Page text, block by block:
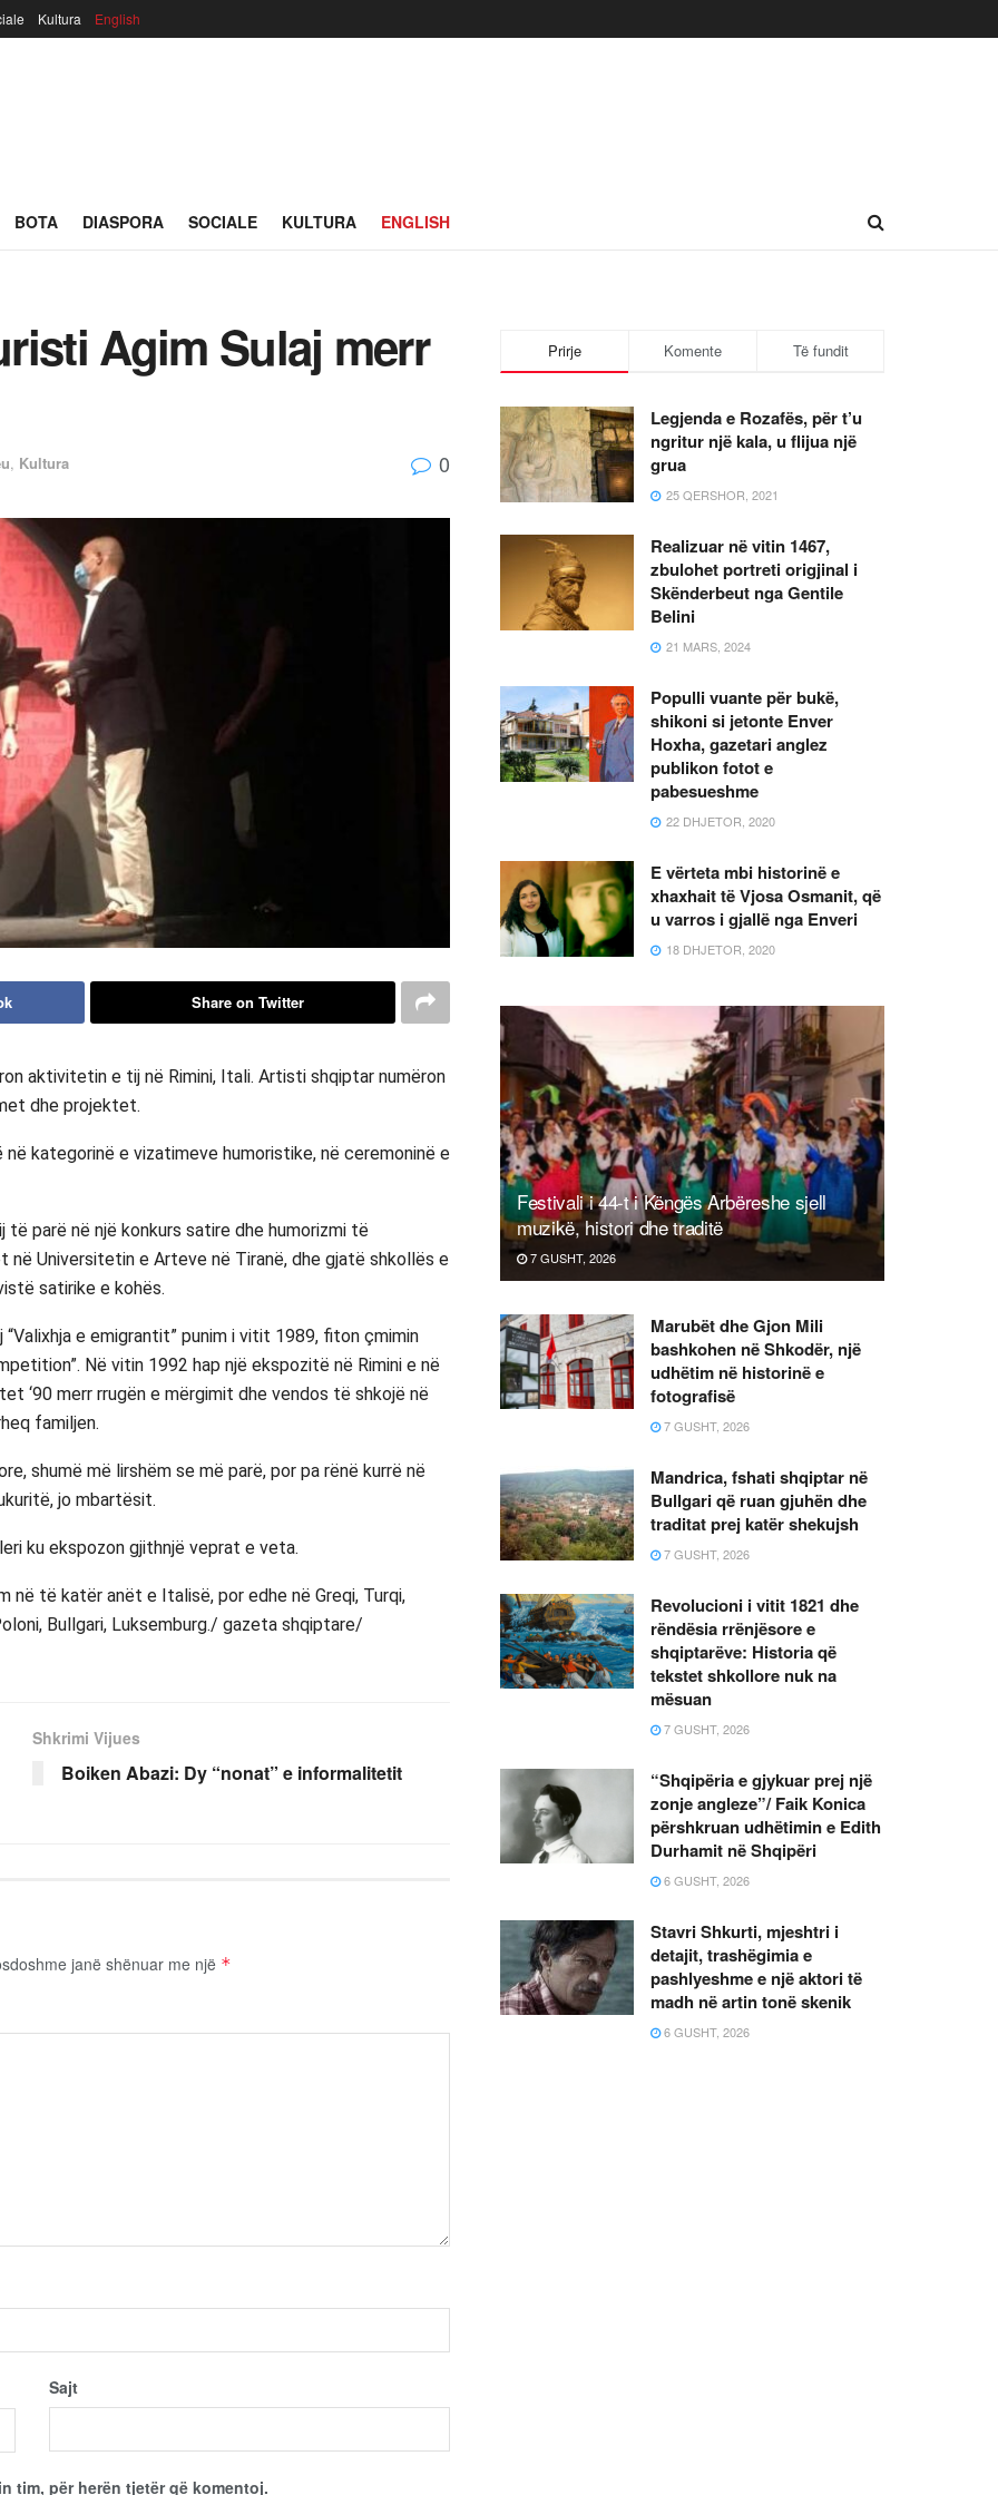
Kultura English
BOTA DIASPORA SOCIALE KULTURA ENGLISH
Agim Sulaj merr
, Kultura 0
Share on Twitter
aktivitetin e tij në Rimini, Itali. Artisti shqiptar numëron
dhe projektet.
kategorinë e vizatimeve humoristike, në ceremoninë e
parë në një konkurs satire dhe humorizmi të
në Universitetin e Arteve në Tiranë, dhe gjatë shkollës e
satirike e kohës.
e emigrantit” punim i vitit 1989, fiton çmimin
Në vitin 1992 hap një ekspozitë në Rimini e në
‘90 merr rrugën e mërgimit dhe vendos të shkojë në
familjen.
shumë më lirshëm se më parë, por pa rënë kurrë në
jo mbartësit.
ku ekspozon gjithnjë veprat e veta.
të katër anët e Italisë, por edhe në Greqi, Turqi,
Bullgari, Luksemburg./ gazeta shqiptare/
Shkrimi Vijues
Boiken Abazi: Dy “nonat” e informalitetit
janë shënuar me një *
Sajt
tim, për herën tjetër që komentoj.
Prirje Komente Të fundit
Legjenda e Rozafës, për t’u
ngritur një kala, u flijua një
grua
25 QERSHOR, 2021
Realizuar në vitin 1467,
zbulohet portreti origjinal i
Skënderbeut nga Gentile
Belini
21 MARS, 2024
Populli vuante për bukë,
shikoni si jetonte Enver
Hoxha, gazetari anglez
publikon fotot e
pabesueshme
22 DHJETOR, 2020
E vërteta mbi historinë e
xhaxhait të Vjosa Osmanit, që
u varros i gjallë nga Enveri
18 DHJETOR, 2020
Festivali i 44-t i Këngës Arbëreshe sjell
muzikë, histori dhe traditë
7 GUSHT, 2026
Marubët dhe Gjon Mili
bashkohen në Shkodër, një
udhëtim në historinë e
fotografisë
7 GUSHT, 2026
Mandrica, fshati shqiptar në
Bullgari që ruan gjuhën dhe
traditat prej katër shekujsh
7 GUSHT, 2026
Revolucioni i vitit 1821 dhe
rëndësia rrënjësore e
shqiptarëve: Historia që
tekstet shkollore nuk na
mësuan
7 GUSHT, 2026
“Shqipëria e gjykuar prej një
zonje angleze”/ Faik Konica
përshkruan udhëtimin e Edith
Durhamit në Shqipëri
6 GUSHT, 2026
Stavri Shkurti, mjeshtri i
detajit, trashëgimia e
pashlyeshme e një aktori të
madh në artin tonë skenik
6 GUSHT, 2026